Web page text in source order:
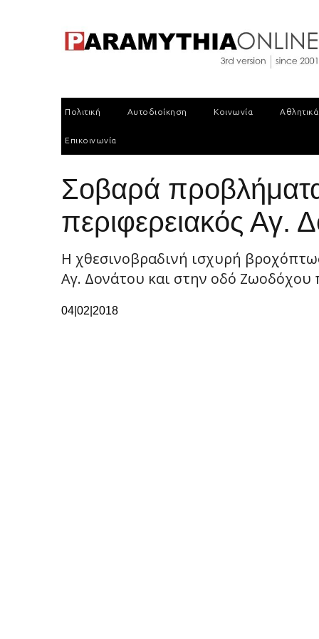
Πολιτική Αυτοδιοίκηση Κοινωνία Αθλητικά
Επικοινωνία
Σοβαρά
περιφερειακός Αγ.
Η χθεσινοβραδινή ισχυρή
Αγ. Δονάτου και στην οδό Ζωοδόχου
04|02|2018